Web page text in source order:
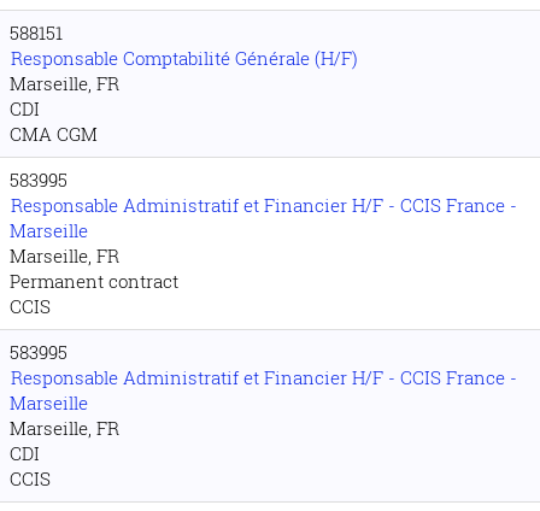
588151
Responsable Comptabilité Générale (H/F)
Marseille, FR
CDI
CMA CGM
583995
Responsable Administratif et Financier H/F - CCIS France -
Marseille
Marseille, FR
Permanent contract
CCIS
583995
Responsable Administratif et Financier H/F - CCIS France -
Marseille
Marseille, FR
CDI
CCIS